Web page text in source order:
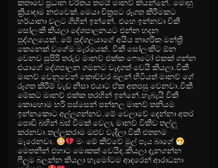
කතාවෙ ප්‍රධාන චරිතය තමයි මානව් කියන්නේ.. මොහු
ක්‍රියාදාම නළුවෙක්..මෙයා චිත්‍රපට රූගත කිරීමකට
හර්යානා වලට ගිහින් ඉන්නේ.. එහෙ ඉන්නවා විකී
සෝලංකි කියලා දේශපාලනයට එන්න හදන
පුද්ගලයෙක්.. මේ පුද්ගලයාගේ අයිය නාගරික මන්ත්‍රී
කෙනෙක් වගේම මැරයෙක්.. විකී සෝලංකිට ඕන
වෙනව සුපිරි තරුව මානව් එක්ක ෆොටෝ එකක් ගන්න
එයාගේ දේශපාලන ගමනට වැදගත් වෙයි කියලා..විකී
මානව් වෙනුවෙන් කොච්චර බලන් හිටියත් මානව් ගේ
රූගත කිරීම් වැඩ නිසා එයාට ඒක අතපසු වෙනවා..විකී
මේකට මානව් එක්ක තරහින් ඉන්නේ..හැබැයි විකී
කොහොම හරි පස්සෙන් පන්නල මානව් තනියම
ඉන්නකොට අල්ලගන්නව..මේ වෙලාවේ දෙන්නා අතර
පොඩි බහින් බස් වීමක් වෙලා, මානව් විකීව තල්ලු
කරනවා..තල්ලුකරාම ඔළුව වැදිලා විකී එතනම
මැරෙනවා..
මං මේ කිව්වේ මුල් පැය බාගේ
මෙතනින් එහාට මොකක් වෙයිද..කියලා දැනගන්න
ෆිලුම බලන්න කියලා හැමෝටම ආදරෙන් ආරාධනා